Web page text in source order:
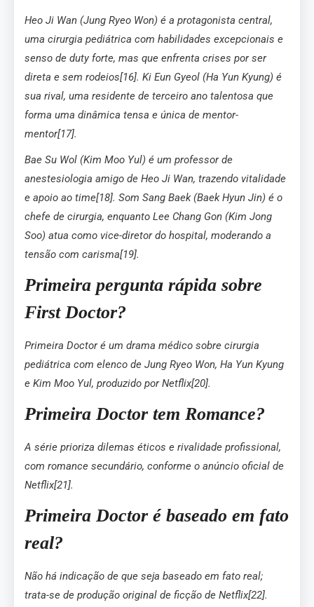
Heo Ji Wan (Jung Ryeo Won) é a protagonista central,
uma cirurgia pediátrica com habilidades excepcionais e
senso de duty forte, mas que enfrenta crises por ser
direta e sem rodeios[16]. Ki Eun Gyeol (Ha Yun Kyung) é
sua rival, uma residente de terceiro ano talentosa que
forma uma dinâmica tensa e única de mentor-
mentor[17].
Bae Su Wol (Kim Moo Yul) é um professor de
anestesiologia amigo de Heo Ji Wan, trazendo vitalidade
e apoio ao time[18]. Som Sang Baek (Baek Hyun Jin) é o
chefe de cirurgia, enquanto Lee Chang Gon (Kim Jong
Soo) atua como vice-diretor do hospital, moderando a
tensão com carisma[19].
Primeira pergunta rápida sobre
First Doctor?
Primeira Doctor é um drama médico sobre cirurgia
pediátrica com elenco de Jung Ryeo Won, Ha Yun Kyung
e Kim Moo Yul, produzido por Netflix[20].
Primeira Doctor tem Romance?
A série prioriza dilemas éticos e rivalidade profissional,
com romance secundário, conforme o anúncio oficial de
Netflix[21].
Primeira Doctor é baseado em fato
real?
Não há indicação de que seja baseado em fato real;
trata-se de produção original de ficção de Netflix[22].